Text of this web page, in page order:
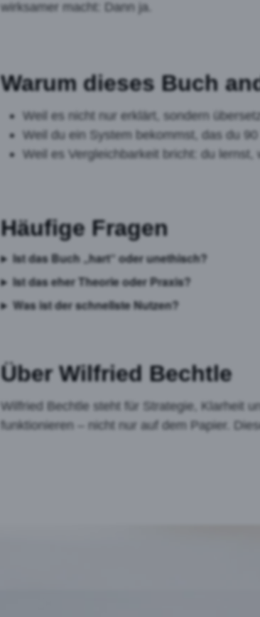
wirksamer macht: Dann ja.
Warum dieses Buch
Weil es nicht nur erklärt, sondern
Weil du ein System bekommst, das du
Weil es Vergleichbarkeit bricht: du
Häufige Fragen
Ist das Buch „hart“ oder unethisch?
Ist das eher Theorie oder Praxis?
Was ist der schnellste Nutzen?
Über Wilfried Bechtle
Wilfried Bechtle steht für Strategie, Klarheit
funktionieren – nicht nur auf dem Papier.